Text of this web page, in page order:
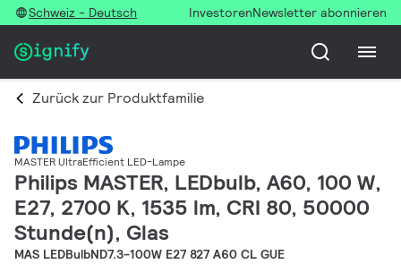
Schweiz - Deutsch InvestorenNewsletter abonnieren
Zurück zur Produktfamilie
MASTER UltraEfficient LED-Lampe
Philips MASTER, LEDbulb, A60, 100 W,
E27, 2700 K, 1535 lm, CRI 80, 50000
Stunde(n), Glas
MAS LEDBulbND7.3-100W E27 827 A60 CL GUE